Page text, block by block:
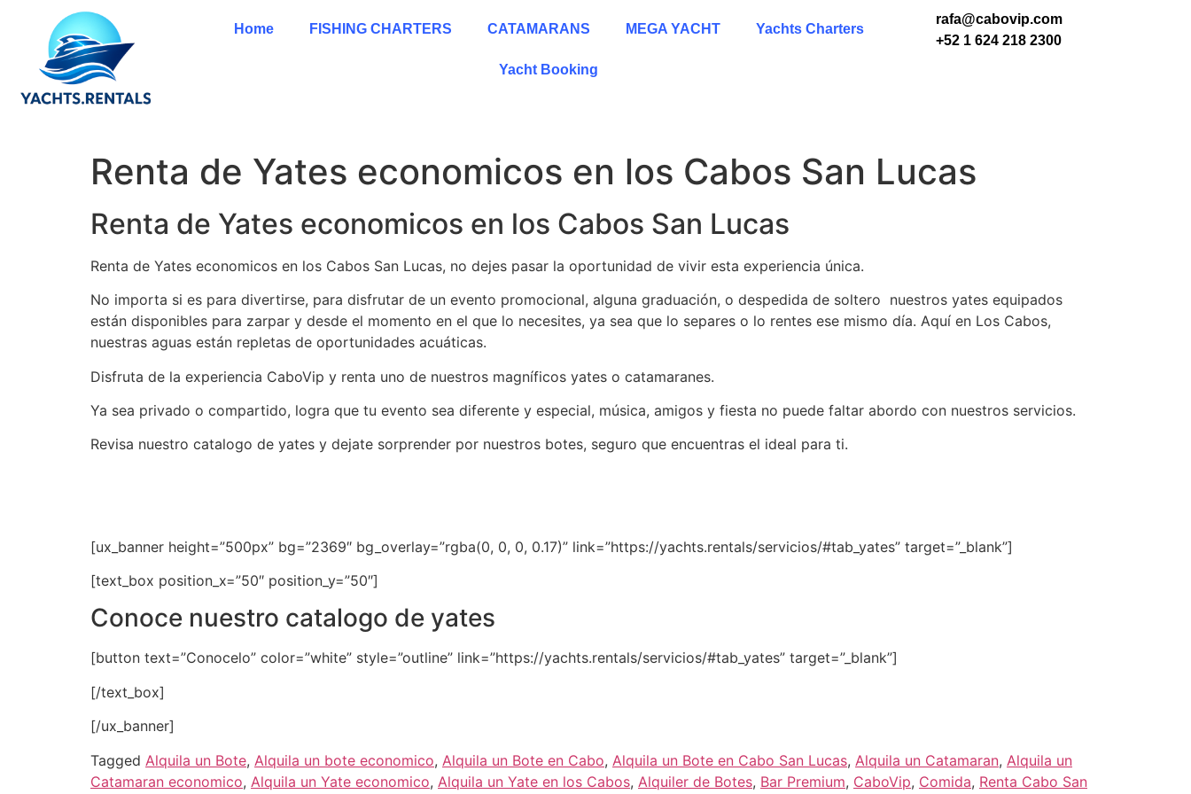
Home FISHING CHARTERS CATAMARANS MEGA YACHT Yachts Charters
Yacht Booking
rafa@cabovip.com
+52 1 624 218 2300
Renta de Yates economicos en los Cabos San Lucas
Renta de Yates economicos en los Cabos San Lucas
Renta de Yates economicos en los Cabos San Lucas, no dejes pasar la oportunidad de vivir esta experiencia única.
No importa si es para divertirse, para disfrutar de un evento promocional, alguna graduación, o despedida de soltero nuestros yates equipados
están disponibles para zarpar y desde el momento en el que lo necesites, ya sea que lo separes o lo rentes ese mismo día. Aquí en Los Cabos,
nuestras aguas están repletas de oportunidades acuáticas.
Disfruta de la experiencia CaboVip y renta uno de nuestros magníficos yates o catamaranes.
Ya sea privado o compartido, logra que tu evento sea diferente y especial, música, amigos y fiesta no puede faltar abordo con nuestros servicios.
Revisa nuestro catalogo de yates y dejate sorprender por nuestros botes, seguro que encuentras el ideal para ti.
[ux_banner height=”500px” bg=”2369″ bg_overlay=”rgba(0, 0, 0, 0.17)” link=”https://yachts.rentals/servicios/#tab_yates” target=”_blank”]
[text_box position_x=”50″ position_y=”50″]
Conoce nuestro catalogo de yates
[button text=”Conocelo” color=”white” style=”outline” link=”https://yachts.rentals/servicios/#tab_yates” target=”_blank”]
[/text_box]
[/ux_banner]
Tagged Alquila un Bote, Alquila un bote economico, Alquila un Bote en Cabo, Alquila un Bote en Cabo San Lucas, Alquila un Catamaran, Alquila un
Catamaran economico, Alquila un Yate economico, Alquila un Yate en los Cabos, Alquiler de Botes, Bar Premium, CaboVip, Comida, Renta Cabo San